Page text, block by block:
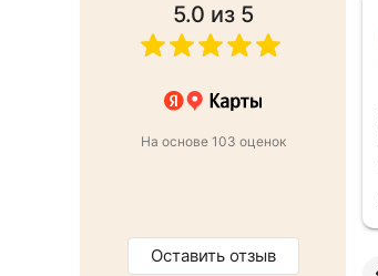
5.0 из 5
На основе 103 оценок
Оставить отзыв
подарок коллеге. Менеджер
оформили заказ и доставку на